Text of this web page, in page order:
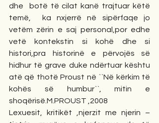
dhe  botë të cilat kanë trajtuar këtë
temë,  ka nxjerrë në sipërfaqe jo
vetëm zërin e saj personal,por edhe
vetë kontekstin si kohë dhe si
histori,pra historinë e përvojës së
hidhur të grave duke ndërtuar kështu
atë që thotë Proust në ``Në kërkim të
kohës së humbur``, mitin e
shoqërisë.M.PROUST ,2008
Lexuesit, kritikët ,njerzit me njerin –